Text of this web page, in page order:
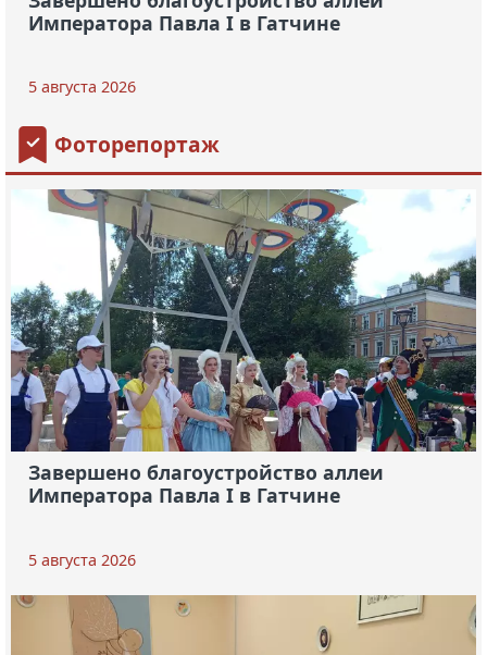
Императора Павла I в Гатчине
5 августа 2026
Фоторепортаж
Завершено благоустройство аллеи
Императора Павла I в Гатчине
5 августа 2026